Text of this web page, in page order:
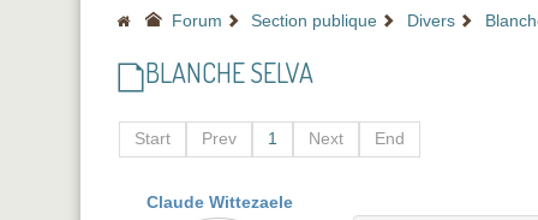
Forum Section publique Divers
BLANCHE SELVA
Start Prev 1 Next End
Claude Wittezaele